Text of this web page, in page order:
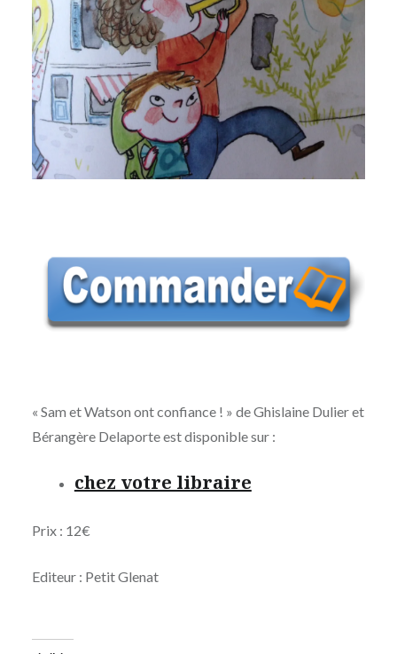
« Sam et Watson ont confiance ! » de Ghislaine Dulier et
Bérangère Delaporte est disponible sur :
chez votre libraire
Prix : 12€
Editeur : Petit Glenat